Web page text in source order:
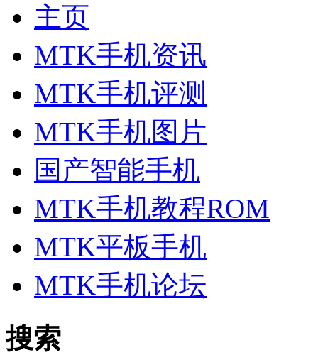
主页
MTK手机资讯
MTK手机评测
MTK手机图片
国产智能手机
MTK手机教程ROM
MTK平板手机
MTK手机论坛
搜索